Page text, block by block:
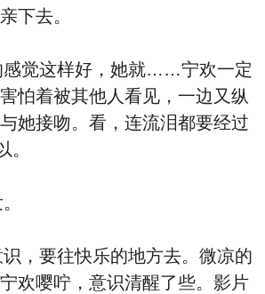
下去。
觉这样好，她就……宁欢一定
怕着被其他人看见，一边又纵
她接吻。看，连流泪都要经过
。
，要往快乐的地方去。微凉的
欢嘤咛，意识清醒了些。影片